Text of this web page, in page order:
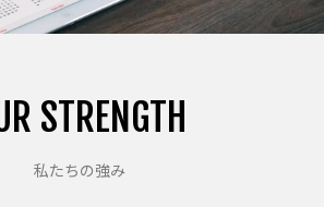
STRENGTH
私たちの強み